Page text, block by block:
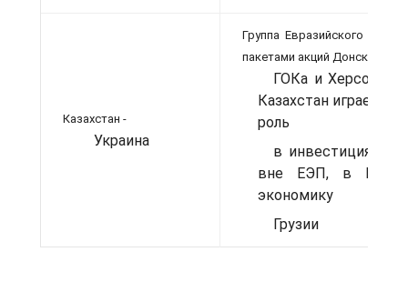
Казахстан -
Украина
Группа Евразийского Банка
пакетами акций Донского
ГОКа и
Казахстан играет
роль
в инвестициях в
вне ЕЭП, в
экономику
Грузии